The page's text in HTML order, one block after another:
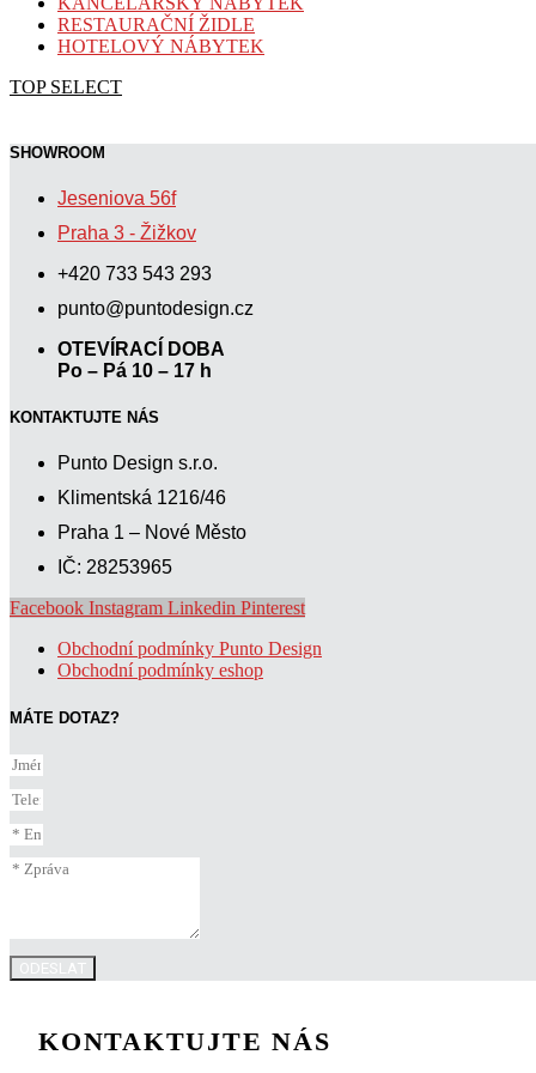
RESTAURAČNÍ ŽIDLE
HOTELOVÝ NÁBYTEK
TOP SELECT
SHOWROOM
Jeseniova 56f
Praha 3 - Žižkov
+420 733 543 293
punto@puntodesign.cz
OTEVÍRACÍ DOBA
Po – Pá 10 – 17 h
KONTAKTUJTE NÁS
Punto Design s.r.o.
Klimentská 1216/46
Praha 1 – Nové Město
IČ: 28253965
Facebook Instagram Linkedin Pinterest
Obchodní podmínky Punto Design
Obchodní podmínky eshop
MÁTE DOTAZ?
ODESLAT